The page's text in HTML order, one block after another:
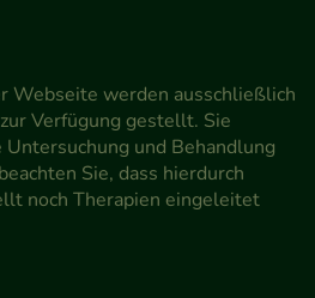
Webseite werden ausschließlich
Verfügung gestellt. Sie
und Behandlung
Sie, dass hierdurch
noch Therapien eingeleitet